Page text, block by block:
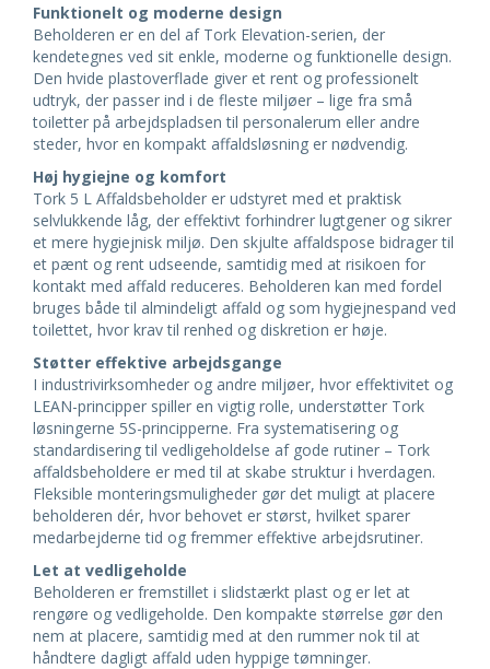
Funktionelt og moderne design
Beholderen er en del af Tork Elevation-serien, der
kendetegnes ved sit enkle, moderne og funktionelle design.
Den hvide plastoverflade giver et rent og professionelt
udtryk, der passer ind i de fleste miljøer – lige fra små
toiletter på arbejdspladsen til personalerum eller andre
steder, hvor en kompakt affaldsløsning er nødvendig.
Høj hygiejne og komfort
Tork 5 L Affaldsbeholder er udstyret med et praktisk
selvlukkende låg, der effektivt forhindrer lugtgener og sikrer
et mere hygiejnisk miljø. Den skjulte affaldspose bidrager til
et pænt og rent udseende, samtidig med at risikoen for
kontakt med affald reduceres. Beholderen kan med fordel
bruges både til almindeligt affald og som hygiejnespand ved
toilettet, hvor krav til renhed og diskretion er høje.
Støtter effektive arbejdsgange
I industrivirksomheder og andre miljøer, hvor effektivitet og
LEAN-principper spiller en vigtig rolle, understøtter Tork
løsningerne 5S-principperne. Fra systematisering og
standardisering til vedligeholdelse af gode rutiner – Tork
affaldsbeholdere er med til at skabe struktur i hverdagen.
Fleksible monteringsmuligheder gør det muligt at placere
beholderen dér, hvor behovet er størst, hvilket sparer
medarbejderne tid og fremmer effektive arbejdsrutiner.
Let at vedligeholde
Beholderen er fremstillet i slidstærkt plast og er let at
rengøre og vedligeholde. Den kompakte størrelse gør den
nem at placere, samtidig med at den rummer nok til at
håndtere dagligt affald uden hyppige tømninger.